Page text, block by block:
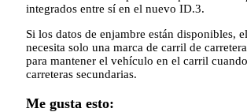
integrados entre sí en el nuevo ID.3.
Si los datos de enjambre están disponibles,
necesita solo una marca de carril de
para mantener el vehículo en el carril
carreteras secundarias.
Me gusta esto: